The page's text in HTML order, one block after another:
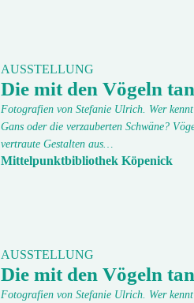
AUSSTELLUNG
Die mit den Vögeln
Fotografien von Stefanie Ulrich. Wer
Gans oder die verzauberten Schwäne?
vertraute Gestalten aus…
Mittelpunktbibliothek Köpenick
AUSSTELLUNG
Die mit den Vögeln
Fotografien von Stefanie Ulrich. Wer